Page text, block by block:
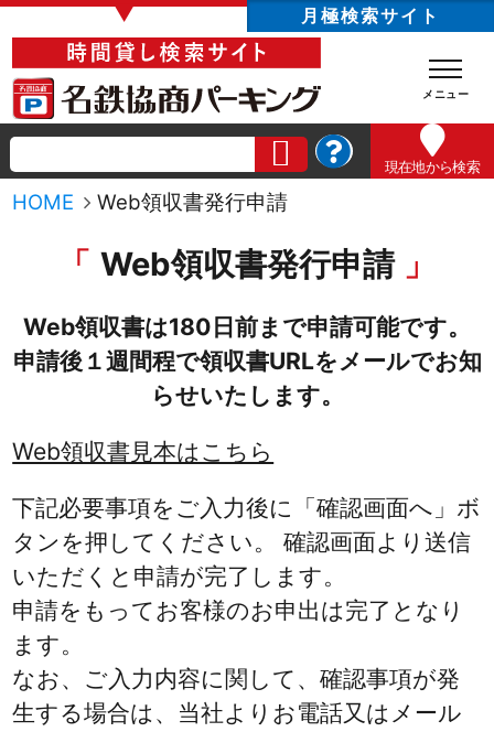
▼ 月極検索サイト
現在地から検索
HOME Web領収書発行申請
Web領収書発行申請
Web領収書は180日前まで申請可能です。
申請後１週間程で領収書URLをメールでお知
らせいたします。
Web領収書見本はこちら
下記必要事項をご入力後に「確認画面へ」ボ
タンを押してください。 確認画面より送信
いただくと申請が完了します。
申請をもってお客様のお申出は完了となり
ます。
なお、ご入力内容に関して、確認事項が発
生する場合は、当社よりお電話又はメール